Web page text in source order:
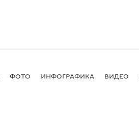
ФОТО ИНФОГРАФИКА ВИДЕО